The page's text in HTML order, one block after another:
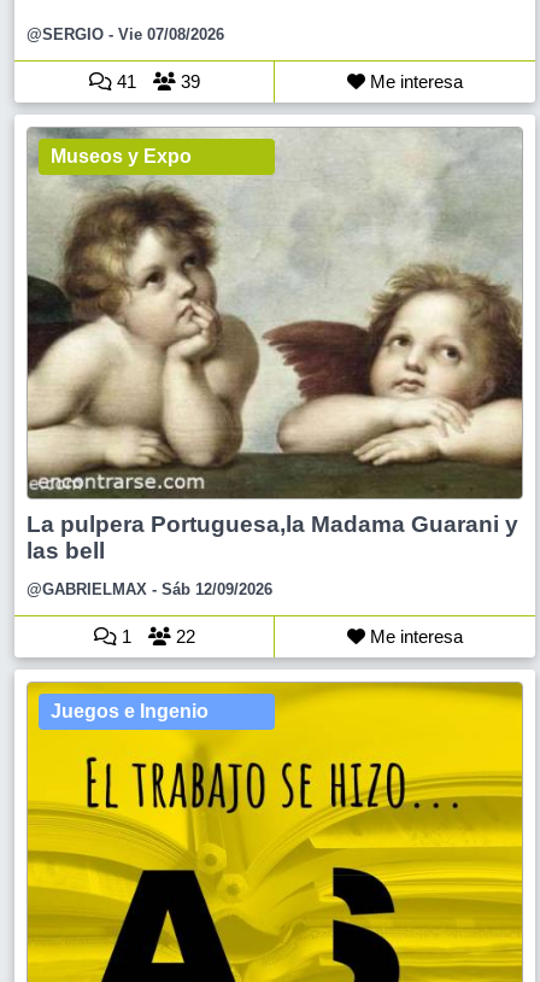
@SERGIO - Vie 07/08/2026
41 39 Me interesa
Museos y Expo
La pulpera Portuguesa,la Madama Guarani y
las bell
@GABRIELMAX - Sáb 12/09/2026
1 22 Me interesa
Juegos e Ingenio